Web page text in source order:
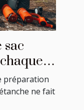
préparation
ne fait